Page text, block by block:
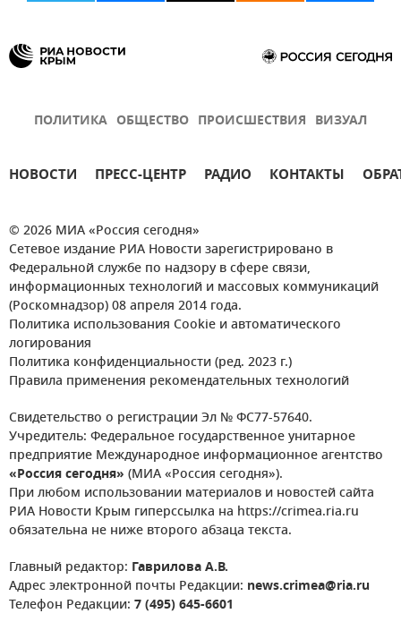
ПОЛИТИКА ОБЩЕСТВО ПРОИСШЕСТВИЯ ВИЗУАЛ
НОВОСТИ ПРЕСС-ЦЕНТР РАДИО КОНТАКТЫ
© 2026 МИА «Россия сегодня»
Сетевое издание РИА Новости зарегистрировано в
Федеральной службе по надзору в сфере связи,
информационных технологий и массовых коммуникаций
(Роскомнадзор) 08 апреля 2014 года.
Политика использования Cookie и автоматического
логирования
Политика конфиденциальности (ред. 2023 г.)
Правила применения рекомендательных технологий
Свидетельство о регистрации Эл № ФС77-57640.
Учредитель: Федеральное государственное унитарное
предприятие Международное информационное агентство
«Россия сегодня» (МИА «Россия сегодня»).
При любом использовании материалов и новостей сайта
РИА Новости Крым гиперссылка на https://crimea.ria.ru
обязательна не ниже второго абзаца текста.
Главный редактор: Гаврилова А.В.
Адрес электронной почты Редакции: news.crimea@ria.ru
Телефон Редакции: 7 (495) 645-6601